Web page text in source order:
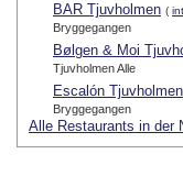
BAR Tjuvholmen (
Bryggegangen
Bølgen & Moi
Tjuvholmen Alle
Escalón Tjuvholmen
Bryggegangen
Alle Restaurants in der